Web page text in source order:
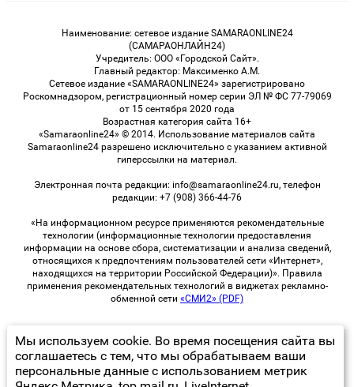
Наименование: сетевое издание SAMARAONLINE24
(САМАРАОНЛАЙН24)
Учредитель: ООО «Городской Сайт».
Главный редактор: Максименко А.М.
Сетевое издание «SAMARAONLINE24» зарегистрировано
Роскомнадзором, регистрационный номер серии ЭЛ № ФС 77-79069
от 15 сентября 2020 года
Возрастная категория сайта 16+
«Samaraonline24» © 2014. Использование материалов сайта
Samaraonline24 разрешено исключительно с указанием активной
гиперссылки на материал.
Электронная почта редакции: info@samaraonline24.ru, телефон
редакции: +7 (908) 366-44-76
«На информационном ресурсе применяются рекомендательные
технологии (информационные технологии предоставления
информации на основе сбора, систематизации и анализа сведений,
относящихся к предпочтениям пользователей сети «Интернет»,
находящихся на территории Российской Федерации)». Правила
применения рекомендательных технологий в виджетах рекламно-
обменной сети «СМИ2» (PDF)
© 2026 «samaraOnline24» | Все права защищены
Возрастная категория сайта 16+
Мы используем cookie. Во время посещения сайта вы
соглашаетесь с тем, что мы обрабатываем ваши
персональные данные с использованием метрик